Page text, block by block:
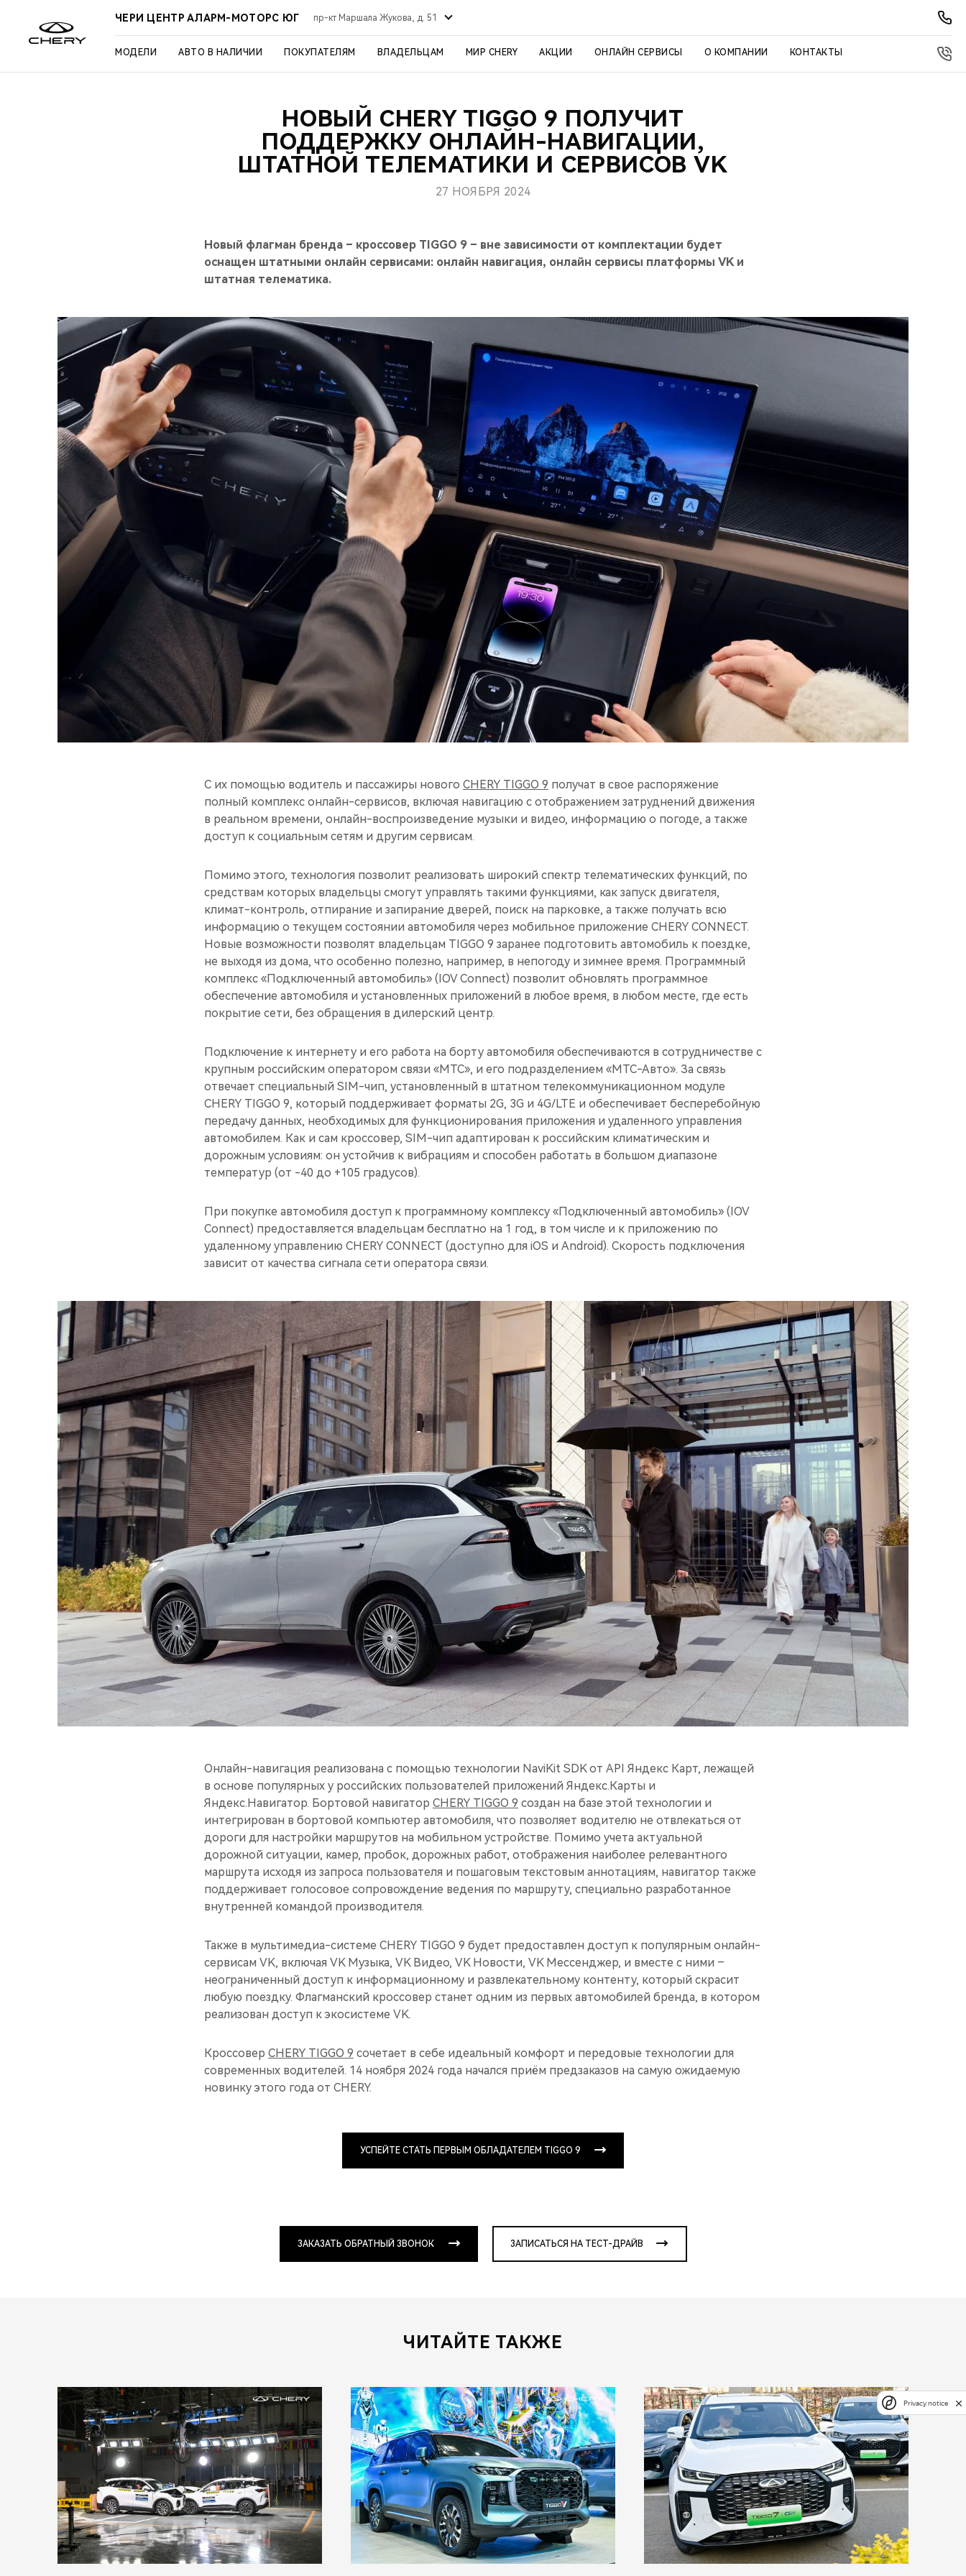
ЧЕРИ ЦЕНТР АЛАРМ-МОТОРС ЮГ пр-кт Маршала Жукова, д. 51
МОДЕЛИ АВТО В НАЛИЧИИ ПОКУПАТЕЛЯМ ВЛАДЕЛЬЦАМ МИР CHERY АКЦИИ ОНЛАЙН СЕРВИСЫ О КОМПАНИИ КОНТАКТЫ
НОВЫЙ CHERY TIGGO 9 ПОЛУЧИТ
ПОДДЕРЖКУ ОНЛАЙН-НАВИГАЦИИ,
ШТАТНОЙ ТЕЛЕМАТИКИ И СЕРВИСОВ VK
27 НОЯБРЯ 2024
Новый флагман бренда – кроссовер TIGGO 9 – вне зависимости от комплектации будет
оснащен штатными онлайн сервисами: онлайн навигация, онлайн сервисы платформы VK и
штатная телематика.
С их помощью водитель и пассажиры нового CHERY TIGGO 9 получат в свое распоряжение
полный комплекс онлайн-сервисов, включая навигацию с отображением затруднений движения
в реальном времени, онлайн-воспроизведение музыки и видео, информацию о погоде, а также
доступ к социальным сетям и другим сервисам.
Помимо этого, технология позволит реализовать широкий спектр телематических функций, по
средствам которых владельцы смогут управлять такими функциями, как запуск двигателя,
климат-контроль, отпирание и запирание дверей, поиск на парковке, а также получать всю
информацию о текущем состоянии автомобиля через мобильное приложение CHERY CONNECT.
Новые возможности позволят владельцам TIGGO 9 заранее подготовить автомобиль к поездке,
не выходя из дома, что особенно полезно, например, в непогоду и зимнее время. Программный
комплекс «Подключенный автомобиль» (IOV Connect) позволит обновлять программное
обеспечение автомобиля и установленных приложений в любое время, в любом месте, где есть
покрытие сети, без обращения в дилерский центр.
Подключение к интернету и его работа на борту автомобиля обеспечиваются в сотрудничестве с
крупным российским оператором связи «МТС», и его подразделением «МТС-Авто». За связь
отвечает специальный SIM-чип, установленный в штатном телекоммуникационном модуле
CHERY TIGGO 9, который поддерживает форматы 2G, 3G и 4G/LTE и обеспечивает бесперебойную
передачу данных, необходимых для функционирования приложения и удаленного управления
автомобилем. Как и сам кроссовер, SIM-чип адаптирован к российским климатическим и
дорожным условиям: он устойчив к вибрациям и способен работать в большом диапазоне
температур (от -40 до +105 градусов).
При покупке автомобиля доступ к программному комплексу «Подключенный автомобиль» (IOV
Connect) предоставляется владельцам бесплатно на 1 год, в том числе и к приложению по
удаленному управлению CHERY CONNECT (доступно для iOS и Android). Скорость подключения
зависит от качества сигнала сети оператора связи.
Онлайн-навигация реализована с помощью технологии NaviKit SDK от API Яндекс Карт, лежащей
в основе популярных у российских пользователей приложений Яндекс.Карты и
Яндекс.Навигатор. Бортовой навигатор CHERY TIGGO 9 создан на базе этой технологии и
интегрирован в бортовой компьютер автомобиля, что позволяет водителю не отвлекаться от
дороги для настройки маршрутов на мобильном устройстве. Помимо учета актуальной
дорожной ситуации, камер, пробок, дорожных работ, отображения наиболее релевантного
маршрута исходя из запроса пользователя и пошаговым текстовым аннотациям, навигатор также
поддерживает голосовое сопровождение ведения по маршруту, специально разработанное
внутренней командой производителя.
Также в мультимедиа-системе CHERY TIGGO 9 будет предоставлен доступ к популярным онлайн-
сервисам VK, включая VK Музыка, VK Видео, VK Новости, VK Мессенджер, и вместе с ними –
неограниченный доступ к информационному и развлекательному контенту, который скрасит
любую поездку. Флагманский кроссовер станет одним из первых автомобилей бренда, в котором
реализован доступ к экосистеме VK.
Кроссовер CHERY TIGGO 9 сочетает в себе идеальный комфорт и передовые технологии для
современных водителей. 14 ноября 2024 года начался приём предзаказов на самую ожидаемую
новинку этого года от CHERY.
УСПЕЙТЕ СТАТЬ ПЕРВЫМ ОБЛАДАТЕЛЕМ TIGGO 9
ЗАКАЗАТЬ ОБРАТНЫЙ ЗВОНОК ЗАПИСАТЬСЯ НА ТЕСТ-ДРАЙВ
ЧИТАЙТЕ ТАКЖЕ
Privacy notice